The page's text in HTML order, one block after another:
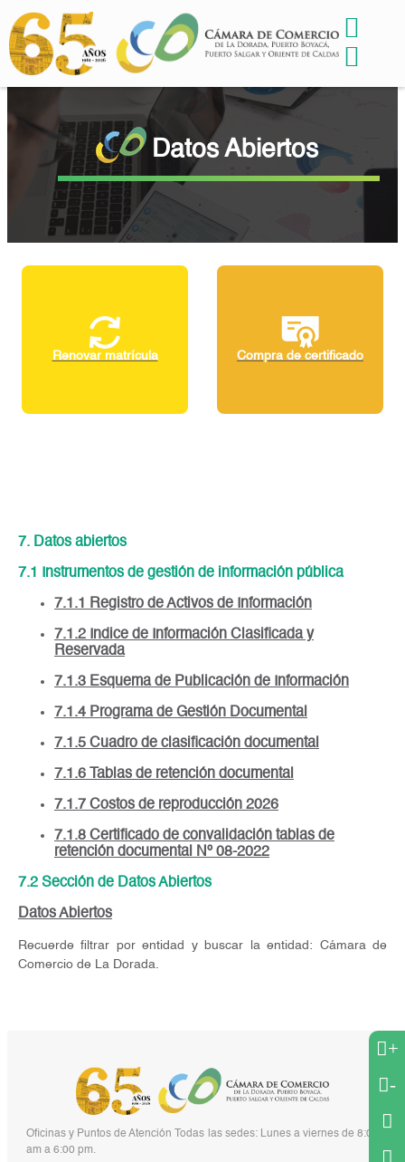
Renovar matrícula Compra de certificado
Datos Abiertos
7. Datos abiertos
7.1 Instrumentos de gestión de información pública
7.1.1 Registro de Activos de Información
7.1.2 Indice de Información Clasificada y
Reservada
7.1.3 Esquema de Publicación de Información
7.1.4 Programa de Gestión Documental
7.1.5 Cuadro de clasificación documental
7.1.6 Tablas de retención documental
7.1.7 Costos de reproducción 2026
7.1.8 Certificado de convalidación tablas de
retención documental Nº 08-2022
7.2 Sección de Datos Abiertos
Datos Abiertos
Recuerde filtrar por entidad y buscar la entidad: Cámara de
Comercio de La Dorada.
+
-
Oficinas y Puntos de Atención Todas las sedes: Lunes a viernes de 8:00
am a 6:00 pm.